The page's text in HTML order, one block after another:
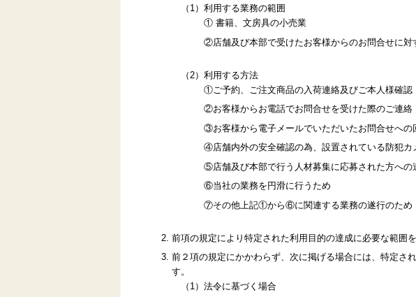
（1）利用する業務の範囲
① 書籍、文房具の小売業
②店舗及び本部で受けたお客様からのお問合せに対
（2）利用する方法
①ご予約、ご注文商品の入荷連絡及びご本人様確認
②お客様からお電話でお問合せを受けた際のご連絡
③お客様から電子メールでいただいたお問合せへの
④店舗内外の安全確認の為、設置されている防犯カ
⑤店舗及び本部で行う人材募集に応募された方への
⑥当社の業務を円滑に行うため
⑦その他上記①から⑥に関連する業務の遂行のため
前項の規定により特定された利用目的の達成に必要な範囲
前２項の規定にかかわらず、次に掲げる場合には、特定さ
す。
（1）法令に基づく場合